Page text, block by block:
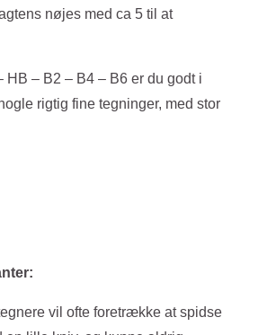
nøjes med ca 5 til at
HB – B2 – B4 – B6 er du godt i
rigtig fine tegninger, med stor
vil ofte foretrække at spidse